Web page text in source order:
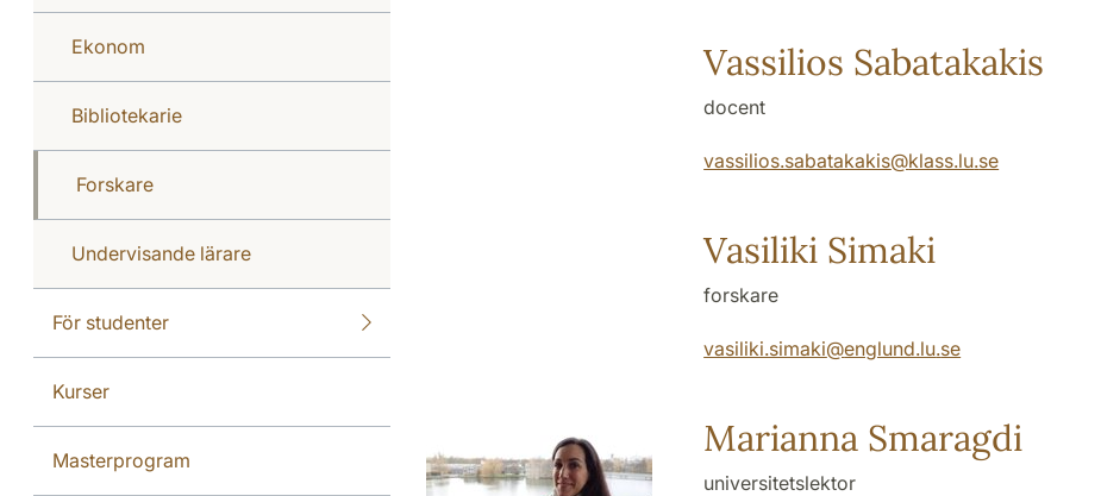
Ekonom
Bibliotekarie
Forskare
Undervisande lärare
För studenter
Kurser
Masterprogram
Vassilios Sabatakakis
docent
vassilios.sabatakakis@klass.lu.se
Vasiliki Simaki
forskare
vasiliki.simaki@englund.lu.se
Marianna Smaragdi
universitetslektor